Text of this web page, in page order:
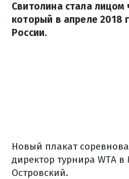
Свитолина стала лицом
который в апреле 2018
России.
Новый плакат
директор турнира WTA
Островский.